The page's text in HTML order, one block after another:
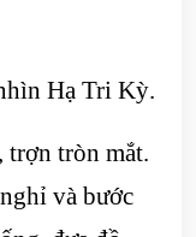
Hạ Tri Kỳ.
trợn tròn mắt.
và bước